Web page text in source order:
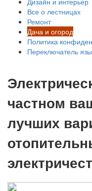
Все о лестницах
Ремонт
Дача и огород
Политика
Переключатель
частном
лучших